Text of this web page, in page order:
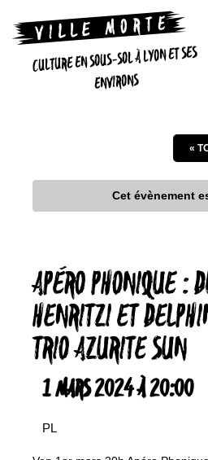
CULTURE EN SOUS-SOL À LYON ET SES
ENVIRONS
«
Cet évènement
APÉRO PHONIQUE :
HENRITZI ET
TRIO AZURITE SUN
1 MARS 2024 À 20:00
PL